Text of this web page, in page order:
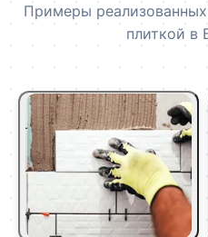
Примеры
плиткой в